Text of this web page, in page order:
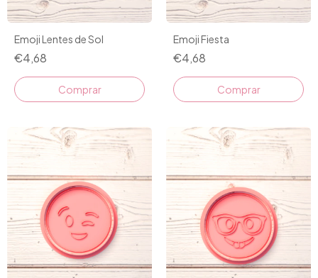
Emoji Lentes de Sol
€4,68
Comprar
Emoji Fiesta
€4,68
Comprar